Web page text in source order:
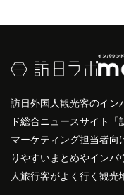
訪日外国人観光客のイン
ド総合ニュースサイト
マーケティング担当者
りやすいまとめやイン
人旅行客がよく行く観光